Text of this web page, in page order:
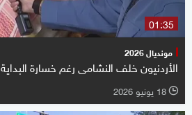
01:35
مونديال 2026
الأردنيون خلف النشامى رغم خسارة البداية
l 18 يونيو 2026